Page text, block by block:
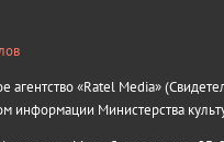
«Ratel Media»
информации Министерства